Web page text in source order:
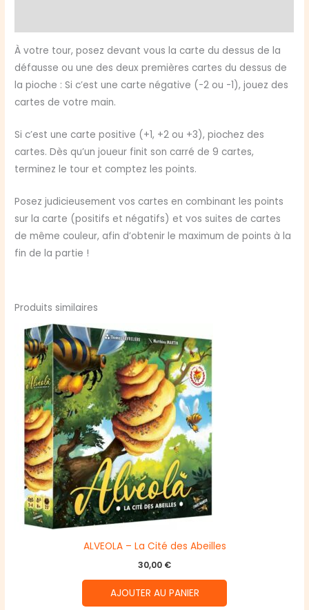
À votre tour, posez devant vous la carte du dessus de la
défausse ou une des deux premières cartes du dessus de
la pioche : Si c’est une carte négative (-2 ou -1), jouez des
cartes de votre main.
Si c’est une carte positive (+1, +2 ou +3), piochez des
cartes. Dès qu’un joueur finit son carré de 9 cartes,
terminez le tour et comptez les points.
Posez judicieusement vos cartes en combinant les points
sur la carte (positifs et négatifs) et vos suites de cartes
de même couleur, afin d’obtenir le maximum de points à la
fin de la partie !
Produits similaires
ALVEOLA – La Cité des Abeilles
30,00 €
AJOUTER AU PANIER